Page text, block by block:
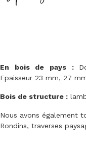
En bois de pays :
Epaisseur 23 mm, 27
Bois de structure :
Nous avons également
Rondins, traverses